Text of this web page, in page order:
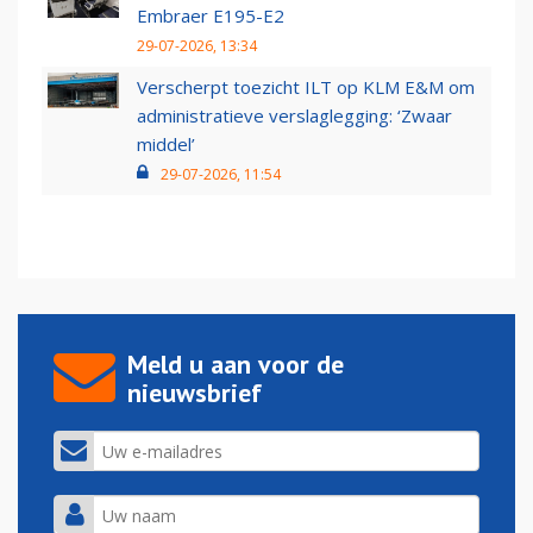
Embraer E195-E2
29-07-2026, 13:34
Verscherpt toezicht ILT op KLM E&M om
administratieve verslaglegging: ‘Zwaar
middel’
29-07-2026, 11:54
Meld u aan voor de
nieuwsbrief